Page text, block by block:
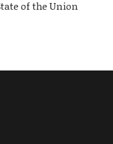
of the Union